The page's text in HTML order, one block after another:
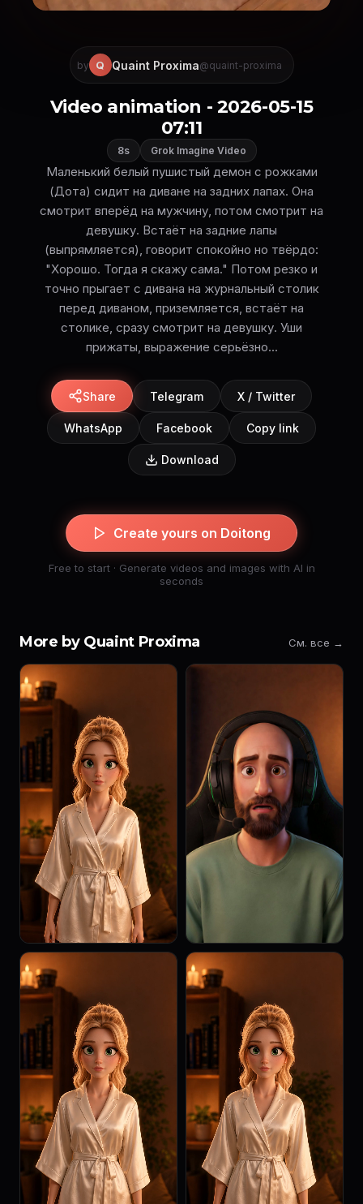
by Q Quaint Proxima@quaint-proxima
Video animation - 2026-05-15
07:11
8s Grok Imagine Video
Маленький белый пушистый демон с рожками
(Дота) сидит на диване на задних лапах. Она
смотрит вперёд на мужчину, потом смотрит на
девушку. Встаёт на задние лапы
(выпрямляется), говорит спокойно но твёрдо:
"Хорошо. Тогда я скажу сама." Потом резко и
точно прыгает с дивана на журнальный столик
перед диваном, приземляется, встаёт на
столике, сразу смотрит на девушку. Уши
прижаты, выражение серьёзно...
Share Telegram X / Twitter
WhatsApp Facebook Copy link
Download
Create yours on Doitong
Free to start · Generate videos and images with AI in
seconds
More by Quaint Proxima См. все →